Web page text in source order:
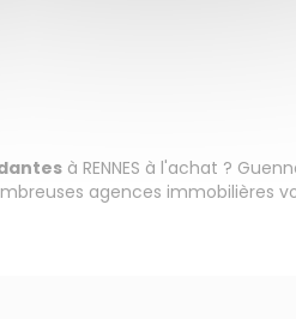
à RENNES à l'achat ?
agences immobilières